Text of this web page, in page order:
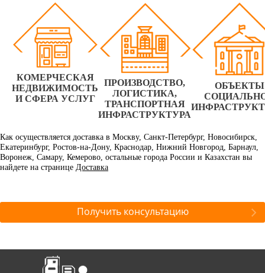
КОМЕРЧЕСКАЯ
НЕДВИЖИМОСТЬ
И СФЕРА УСЛУГ
ПРОИЗВОДСТВО,
ЛОГИСТИКА,
ТРАНСПОРТНАЯ
ИНФРАСТРУКТУРА
ОБЪЕКТЫ
Как осуществляется доставка в Москву, Санкт-Петербург, Новосибирск,
Екатеринбург, Ростов-на-Дону, Краснодар, Нижний Новгород, Барнаул,
Воронеж, Самару, Кемерово, остальные города России и Казахстан вы
найдете на странице Доставка
Получить консультацию